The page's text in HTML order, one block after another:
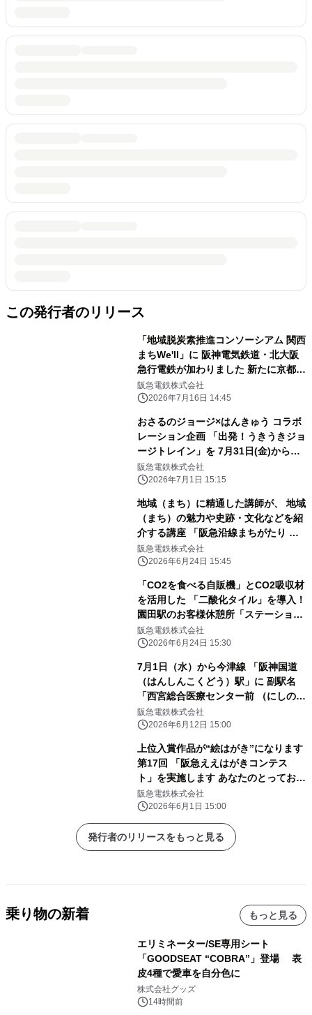
この発行者のリリース
「地域脱炭素推進コンソーシアム 関西
まちWe'll」に 阪神電気鉄道・北大阪
急行電鉄が加わりました 新たに京都
市・守口市・芦屋市との連携協定を締
結
阪急電鉄株式会社
2026年7月16日 14:45
おさるのジョージ×はんきゅう コラボ
レーション企画 「出発！うきうきジョ
ージトレイン」を 7月31日(金)からス
タートします！
阪急電鉄株式会社
2026年7月1日 15:15
地域（まち）に精通した講師が、 地域
（まち）の魅力や史跡・文化などを紹
介する講座 「阪急沿線まちがたり ～
きっと出会える、 このまちの魅力～」
を開催します
阪急電鉄株式会社
2026年6月24日 15:45
「CO2を食べる自販機」とCO2吸収材
を活用した 「二酸化タイル」を導入！
園田駅のお客様休憩所「ステーション
＋（プラス）」を アサヒ飲料と連携し
環境に配慮した 休憩所にリニューアル
阪急電鉄株式会社
2026年6月24日 15:30
7月1日（水）から今津線 「阪神国道
（はんしんこくどう）駅」に 副駅名
「西宮総合医療センター前 （にしのみ
やそうごういりょうせんたーまえ）」
を 設定します
阪急電鉄株式会社
2026年6月12日 15:00
上位入賞作品が“絵はがき”になります
第17回 「阪急ええはがきコンテス
ト」を実施します あなたのとっておき
の場所や風景を募集！
阪急電鉄株式会社
2026年6月1日 15:00
発行者のリリースをもっと見る
乗り物の新着 もっと見る
エリミネーター/SE専用シート
「GOODSEAT “COBRA”」登場 表
皮4種で愛車を自分色に
株式会社グッズ
14時間前